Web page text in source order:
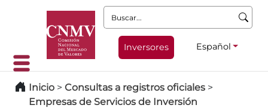
Buscar:
Inversores Español
Inicio > Consultas a registros oficiales >
Empresas de Servicios de Inversión